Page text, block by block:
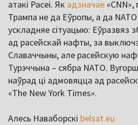
атакі Расеі. Як адзначае
Трампа не да Еўропы, а да
ускладняе сітуацыю: Еўразвяз
ад расейскай нафты, за
Славаччыны, але расейскую
Турэччына – сябра NATO.
наўрад ці адмовяцца ад
«The New York Times».
Алесь Наваборскі belsat.eu